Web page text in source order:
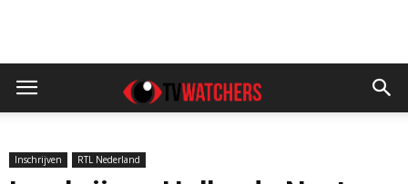
Inschrijven RTL Nederland